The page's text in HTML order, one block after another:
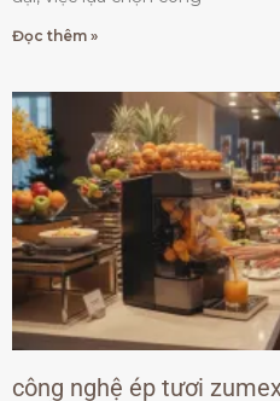
Đọc thêm »
công nghệ ép tươi